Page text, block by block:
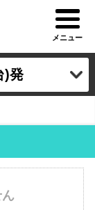
メニュー
)発